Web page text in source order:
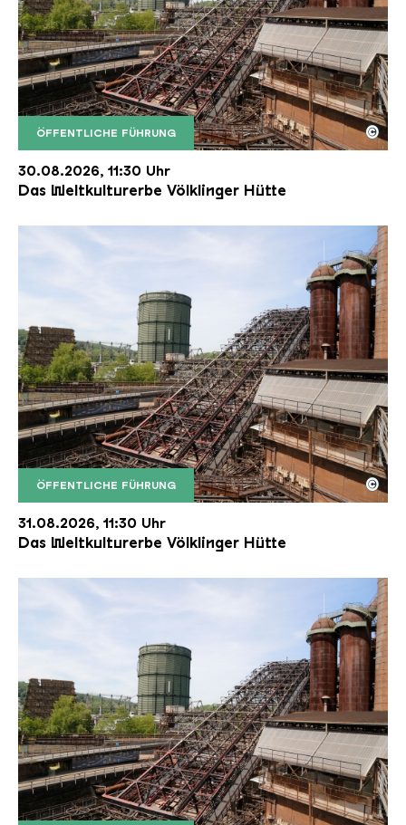
ÖFFENTLICHE FÜHRUNG
Der Erzschrägaufzug der Völklinger Hütte mit
Copyright: Weltkulturerbe Völklinger Hütte | Karl
©
30.08.2026, 11:30 Uhr
Das Weltkulturerbe Völklinger Hütte
ÖFFENTLICHE FÜHRUNG
Der Erzschrägaufzug der Völklinger Hütte mit
Copyright: Weltkulturerbe Völklinger Hütte | Karl
©
31.08.2026, 11:30 Uhr
Das Weltkulturerbe Völklinger Hütte